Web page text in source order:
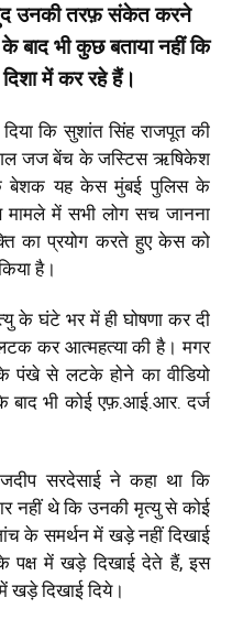
उनकी तरफ़ संकेत करने
भी कुछ बताया नहीं कि
में कर रहे हैं।
कि सुशांत सिंह राजपूत की
जज बेंच केजस्टिस ऋषिकेश
बेशक यह केस मुंबई पुलिस के
में सभी लोग सच जानना
का प्रयोग करते हुए केस को
है।
के घंटे भर में ही घोषणा कर दी
कर आत्महत्या की है। मगर
पंखे से लटके होने का वीडियो
बाद भी कोई एफ़.आई.आर. दर्ज
सरदेसाई ने कहा था कि
नहीं थे कि उनकी मृत्यु से कोई
के समर्थन में खड़े नहीं दिखाई
के पक्ष में खड़े दिखाई देते हैं, इस
खड़े दिखाई दिये।